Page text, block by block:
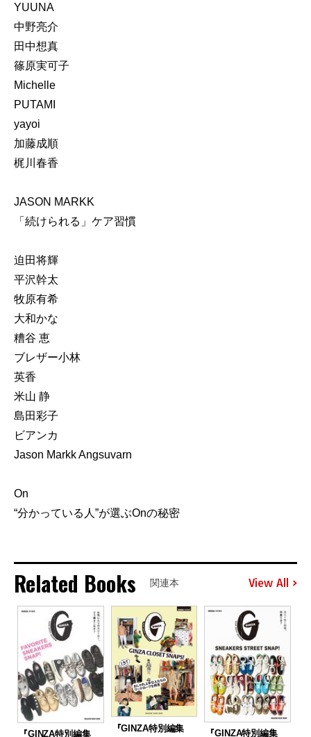
YUUNA
中野亮介
田中想真
篠原実可子
Michelle
PUTAMI
yayoi
加藤成順
梶川春香
JASON MARKK
「続けられる」ケア習慣
迫田将輝
平沢幹太
牧原有希
大和かな
糟谷 恵
ブレザー小林
英香
米山 静
島田彩子
ビアンカ
Jason Markk Angsuvarn
On
“分かっている人”が選ぶOnの秘密
Related Books 関連本 View All
『GINZA特別編集
『GINZA特別編集
『GINZA特別編集